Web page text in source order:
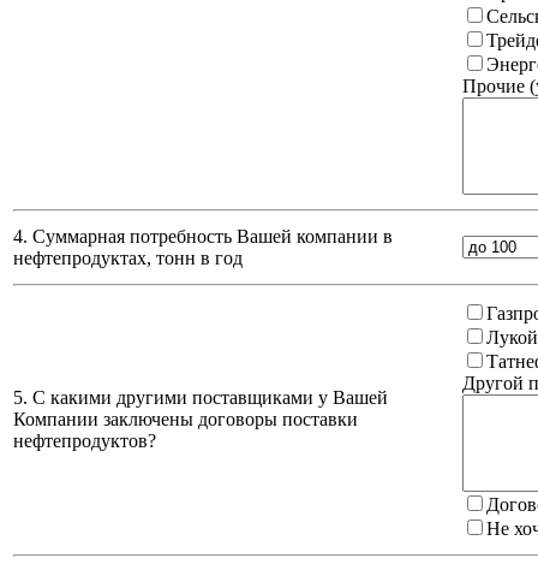
Прочие
4. Суммарная потребность Вашей компании в
нефтепродуктах, тонн в год
5. С какими другими поставщиками у Вашей
Компании заключены договоры поставки
нефтепродуктов?
Другой
Не